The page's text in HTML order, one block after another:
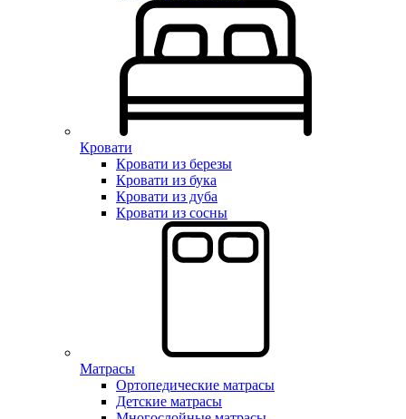
Кровати
Кровати из березы
Кровати из бука
Кровати из дуба
Кровати из сосны
Матрасы
Ортопедические матрасы
Детские матрасы